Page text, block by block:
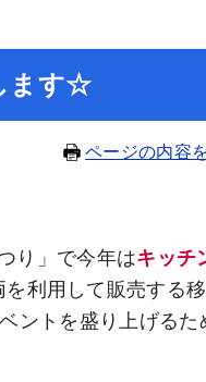
ます☆
ページの内容
り」で今年はキッチ
利用して販売する
ントを盛り上げるた